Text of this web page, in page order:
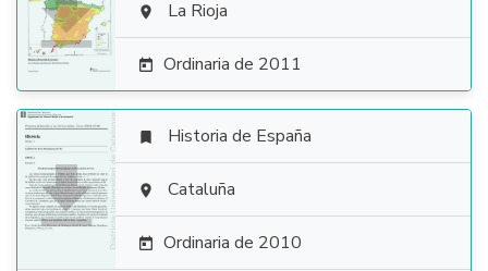
  La Rioja
 Ordinaria de 2011

 Historia de España
 Cataluña
 Ordinaria de 2010